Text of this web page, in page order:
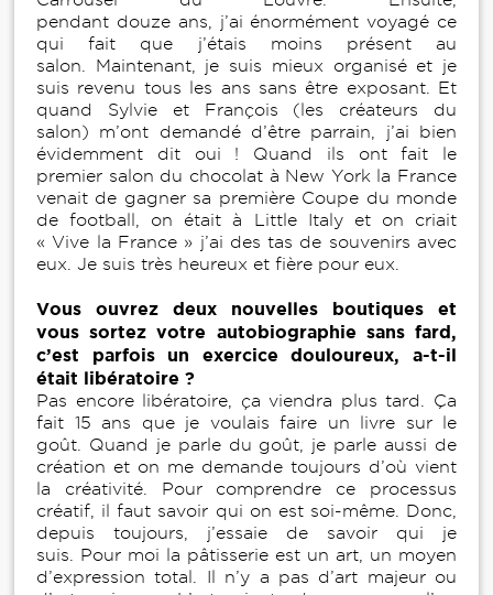
pendant douze ans, j’ai énormément voyagé ce
qui fait que j’étais moins présent au
salon. Maintenant, je suis mieux organisé et je
suis revenu tous les ans sans être exposant. Et
quand Sylvie et François (les créateurs du
salon) m’ont demandé d’être parrain, j’ai bien
évidemment dit oui ! Quand ils ont fait le
premier salon du chocolat à New York la France
venait de gagner sa première Coupe du monde
de football, on était à Little Italy et on criait
« Vive la France » j’ai des tas de souvenirs avec
eux. Je suis très heureux et fière pour eux.
Vous ouvrez deux nouvelles boutiques et
vous sortez votre autobiographie sans fard,
c’est parfois un exercice douloureux, a-t-il
était libératoire ?
Pas encore libératoire, ça viendra plus tard. Ça
fait 15 ans que je voulais faire un livre sur le
goût. Quand je parle du goût, je parle aussi de
création et on me demande toujours d’où vient
la créativité. Pour comprendre ce processus
créatif, il faut savoir qui on est soi-même. Donc,
depuis toujours, j’essaie de savoir qui je
suis. Pour moi la pâtisserie est un art, un moyen
d’expression total. Il n’y a pas d’art majeur ou